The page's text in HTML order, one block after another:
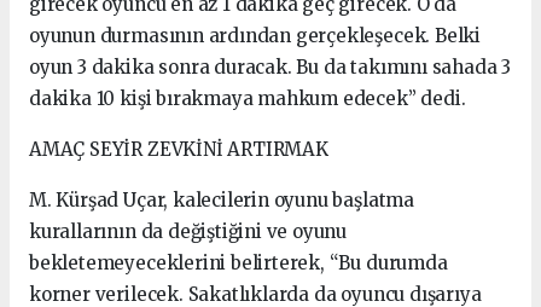
oyunun durmasının ardından gerçekleşecek. Belki
oyun 3 dakika sonra duracak. Bu da takımını sahada 3
dakika 10 kişi bırakmaya mahkum edecek” dedi.
AMAÇ SEYİR ZEVKİNİ ARTIRMAK
M. Kürşad Uçar, kalecilerin oyunu başlatma
kurallarının da değiştiğini ve oyunu
bekletemeyeceklerini belirterek, “Bu durumda
korner verilecek. Sakatlıklarda da oyuncu dışarıya